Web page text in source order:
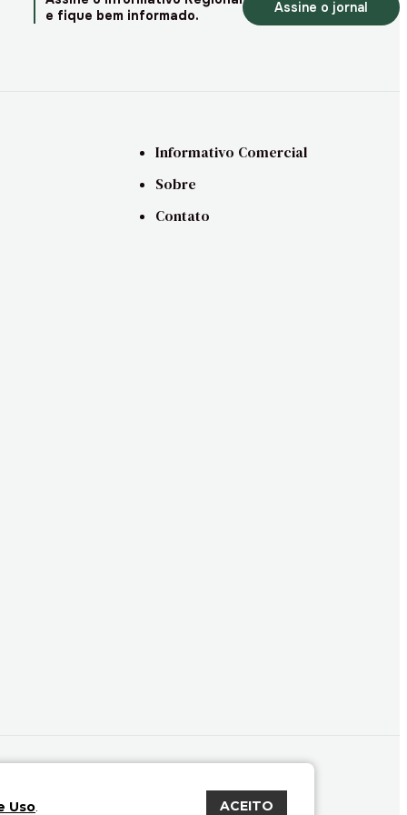
Uso ACEITO
e fique bem informado.
Assine o jornal
Informativo Comercial
Sobre
Contato